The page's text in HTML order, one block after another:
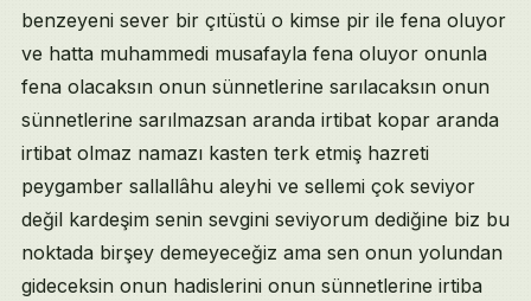
benzeyeni sever bir çıtüstü o kimse pir ile fena oluyor
ve hatta muhammedi musafayla fena oluyor onunla
fena olacaksın onun sünnetlerine sarılacaksın onun
sünnetlerine sarılmazsan aranda irtibat kopar aranda
irtibat olmaz namazı kasten terk etmiş hazreti
peygamber sallallâhu aleyhi ve sellemi çok seviyor
değil kardeşim senin sevgini seviyorum dediğine biz bu
noktada birşey demeyeceğiz ama sen onun yolundan
gideceksin onun hadislerini onun sünnetlerine irtiba